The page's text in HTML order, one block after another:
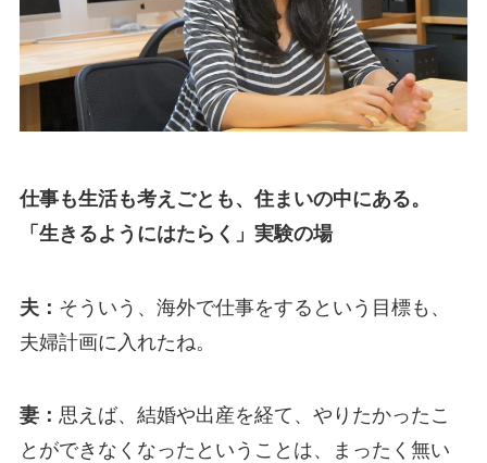
仕事も生活も考えごとも、住まいの中にある。
「生きるようにはたらく」実験の場
夫： そういう、海外で仕事をするという目標も、
夫婦計画に入れたね。
妻： 思えば、結婚や出産を経て、やりたかったこ
とができなくなったということは、まったく無い